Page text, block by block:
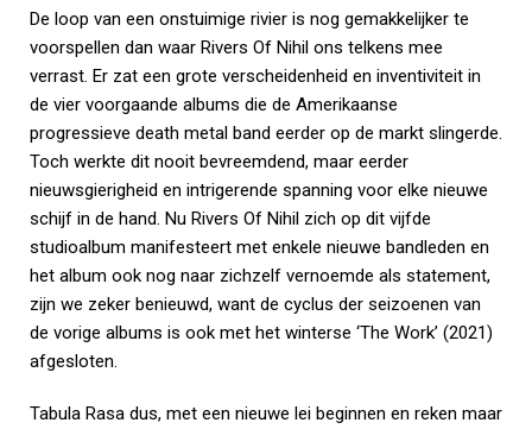
De loop van een onstuimige rivier is nog gemakkelijker te
voorspellen dan waar Rivers Of Nihil ons telkens mee
verrast. Er zat een grote verscheidenheid en inventiviteit in
de vier voorgaande albums die de Amerikaanse
progressieve death metal band eerder op de markt slingerde.
Toch werkte dit nooit bevreemdend, maar eerder
nieuwsgierigheid en intrigerende spanning voor elke nieuwe
schijf in de hand. Nu Rivers Of Nihil zich op dit vijfde
studioalbum manifesteert met enkele nieuwe bandleden en
het album ook nog naar zichzelf vernoemde als statement,
zijn we zeker benieuwd, want de cyclus der seizoenen van
de vorige albums is ook met het winterse ‘The Work’ (2021)
afgesloten.
Tabula Rasa dus, met een nieuwe lei beginnen en reken maar